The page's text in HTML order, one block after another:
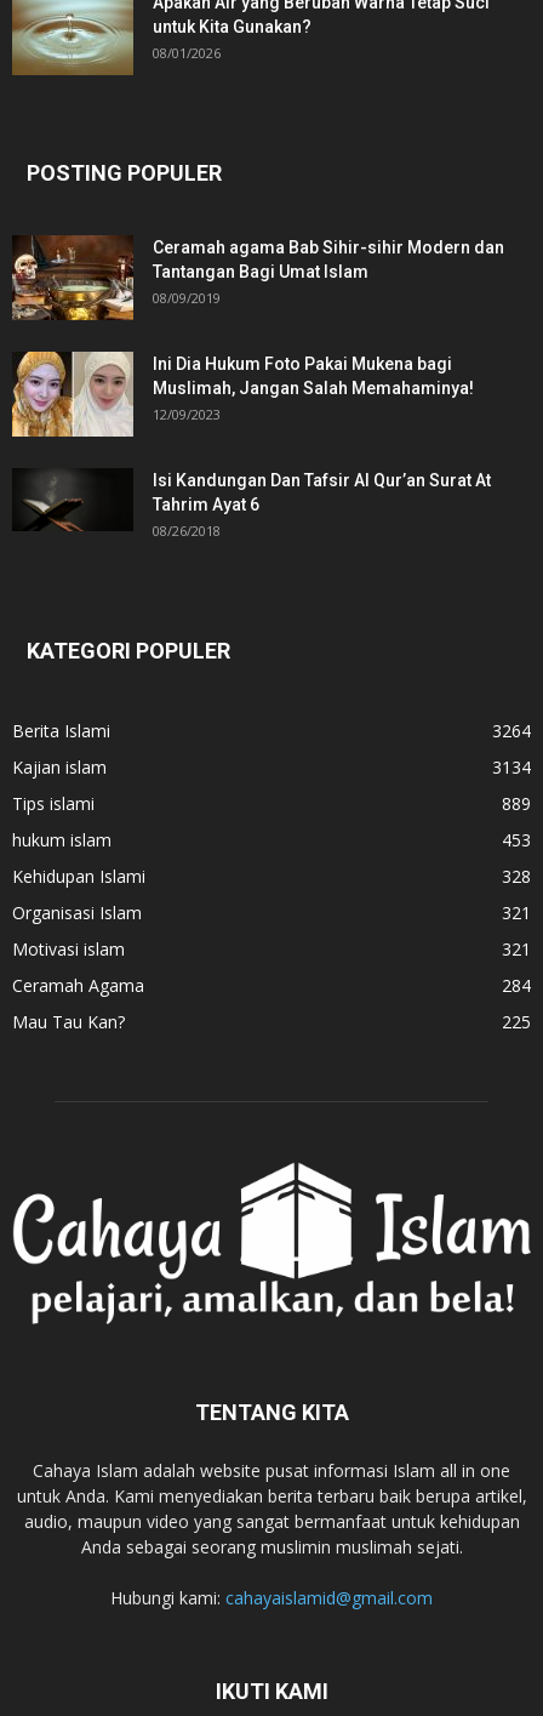
untuk Kita Gunakan?
08/01/2026
POSTING POPULER
Ceramah agama Bab Sihir-sihir Modern dan
Tantangan Bagi Umat Islam
08/09/2019
Ini Dia Hukum Foto Pakai Mukena bagi
Muslimah, Jangan Salah Memahaminya!
12/09/2023
Isi Kandungan Dan Tafsir Al Qur’an Surat At
Tahrim Ayat 6
08/26/2018
KATEGORI POPULER
Berita Islami
3264
Kajian islam
3134
Tips islami
889
hukum islam
453
Kehidupan Islami
328
Organisasi Islam
321
Motivasi islam
321
Ceramah Agama
284
Mau Tau Kan?
225
TENTANG KITA
Cahaya Islam adalah website pusat informasi Islam all in one
untuk Anda. Kami menyediakan berita terbaru baik berupa artikel,
audio, maupun video yang sangat bermanfaat untuk kehidupan
Anda sebagai seorang muslimin muslimah sejati.
Hubungi kami: cahayaislamid@gmail.com
IKUTI KAMI